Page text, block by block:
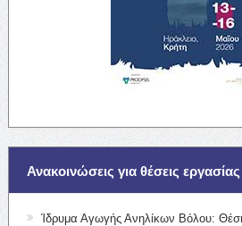
Ανακοινώσεις για θέσεις εργασίας
Ίδρυμα Αγωγής Ανηλίκων Βόλου: